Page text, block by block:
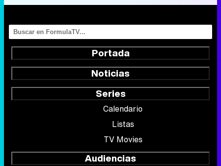
Portada
Noticias
Series
Calendario
Listas
TV Movies
Audiencias